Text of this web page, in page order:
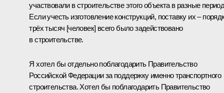
участвовали в строительстве этого объекта в разные
Если учесть изготовление конструкций, поставку их –
трёх тысяч [человек] всего было задействовано
в строительстве.
Я хотел бы отдельно поблагодарить Правительство
Российской Федерации за поддержку именно транспортного
строительства. Хотел бы поблагодарить Правительство